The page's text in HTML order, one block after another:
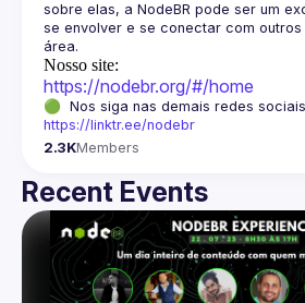
sobre elas, a NodeBR pode ser um
se envolver e se conectar com
Nosso site:
https://nodebr.org/#/home
https://linktr.ee/nodebr
2.3KMembers
Recent Events